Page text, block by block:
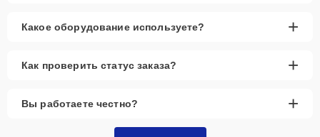
Какое оборудование используете? +
Как проверить статус заказа? +
Вы работаете честно? +